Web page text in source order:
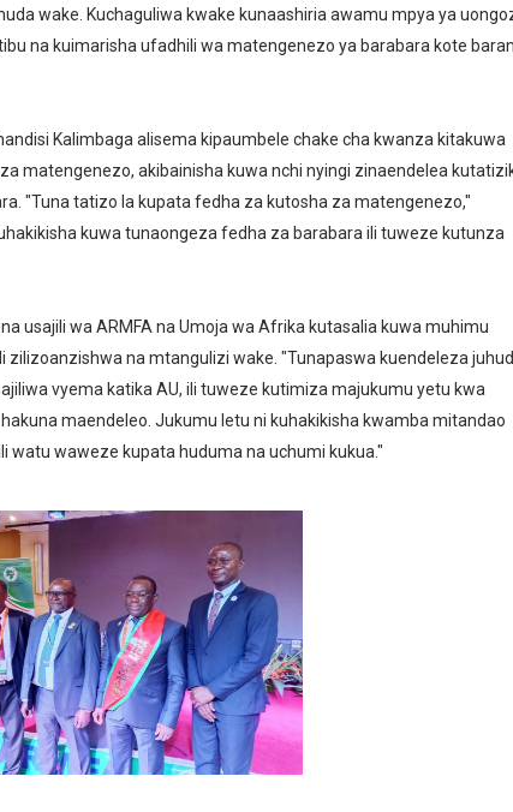
MAKAO MAKUU YA CCM DODOMA
WRRB KWA KUWAWEZESHA WAKULIMA KUFIKIA
ARIDHISHWA NA HUDUMA ZA TADB KWA WAKULIMA
MAZENGO WATOA ELIMU YA VIPIMO KWA NAIBU
wake. Kuchaguliwa kwake kunaashiria awamu mpya ya
na kuimarisha ufadhili wa matengenezo ya barabara kote
Kalimbaga alisema kipaumbele chake cha kwanza kitakuwa
matengenezo, akibainisha kuwa nchi nyingi zinaendelea
"Tuna tatizo la kupata fedha za kutosha za matengenezo,"
kuwa tunaongeza fedha za barabara ili tuweze kutunza
usajili wa ARMFA na Umoja wa Afrika kutasalia kuwa muhimu
zilizoanzishwa na mtangulizi wake. "Tunapaswa kuendeleza
vyema katika AU, ili tuweze kutimiza majukumu yetu kwa
maendeleo. Jukumu letu ni kuhakikisha kwamba mitandao
watu waweze kupata huduma na uchumi kukua."